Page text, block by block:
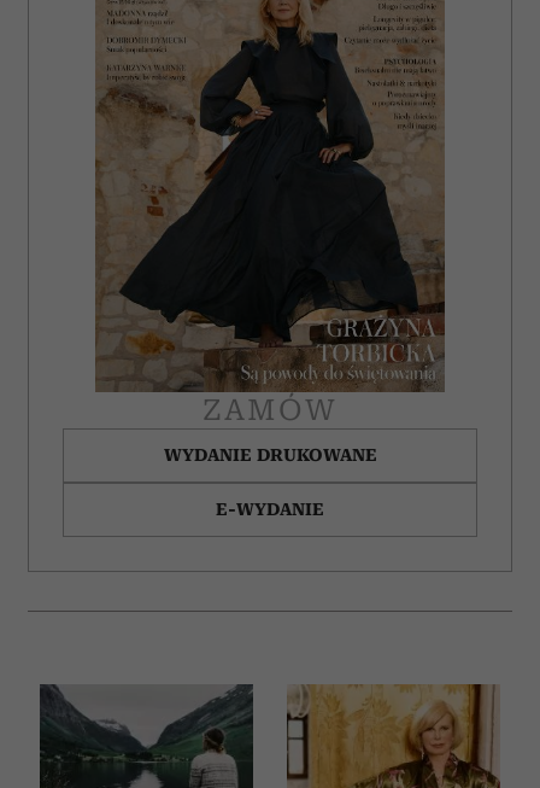
ZAMÓW
WYDANIE DRUKOWANE
E-WYDANIE